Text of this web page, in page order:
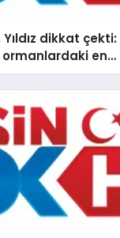
Yıldız dikkat çekti:
ormanlardaki en
besin kaybı”